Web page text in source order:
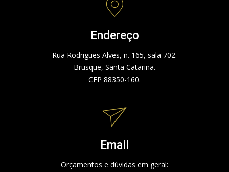
Endereço
Rua Rodrigues Alves, n. 165, sala 702.
Brusque, Santa Catarina.
CEP 88350-160.
Email
Orçamentos e dúvidas em geral: